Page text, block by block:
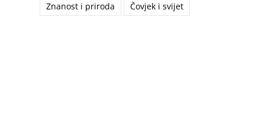
Znanost i priroda
Čovjek i svijet